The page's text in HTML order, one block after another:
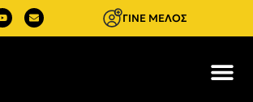
ΓΙΝΕ ΜΕΛΟΣ